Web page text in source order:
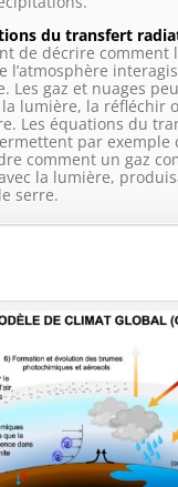
du transfert
de décrire comment
l’atmosphère
Les gaz et nuages
lumière, la réfléchir
Les équations du
par exemple
comment un gaz
la lumière,
serre.